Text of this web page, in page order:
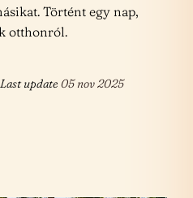
Történt egy nap,
otthonról.
update05 nov 2025